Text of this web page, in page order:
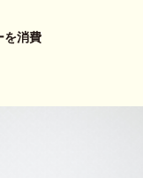
を消費